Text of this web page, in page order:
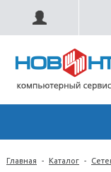
Главная - Каталог -